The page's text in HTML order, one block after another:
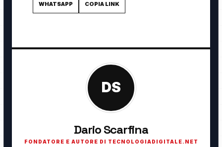
WHATSAPP COPIA LINK
DS
Dario Scarfina
FONDATORE E AUTORE DI TECNOLOGIADIGITALE.NET